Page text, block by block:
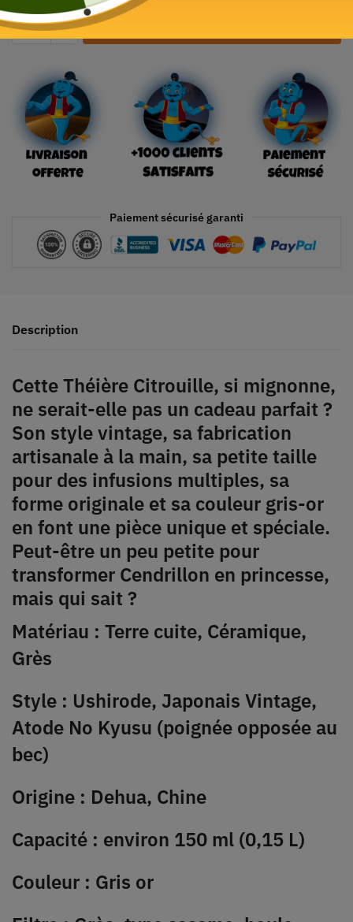
Paiement sécurisé garanti
Description
Cette Théière Citrouille, si mignonne,
ne serait-elle pas un cadeau parfait ?
Son style vintage, sa fabrication
artisanale à la main, sa petite taille
pour des infusions multiples, sa
forme originale et sa couleur gris-or
en font une pièce unique et spéciale.
Peut-être un peu petite pour
transformer Cendrillon en princesse,
mais qui sait ?
Matériau : Terre cuite, Céramique,
Grès
Style : Ushirode, Japonais Vintage,
Atode No Kyusu (poignée opposée au
bec)
Origine : Dehua, Chine
Capacité : environ 150 ml (0,15 L)
Couleur : Gris or